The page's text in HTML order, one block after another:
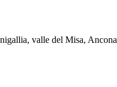
valle del Misa, Ancona